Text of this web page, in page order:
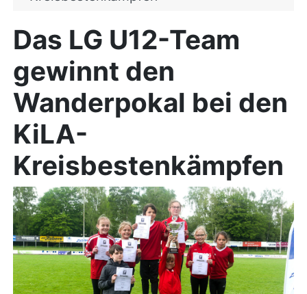
Das LG U12-Team
gewinnt den
Wanderpokal bei den
KiLA-
Kreisbestenkämpfen